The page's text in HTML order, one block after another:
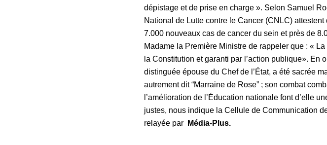
dépistage et de prise en charge ». Selon Samuel
National de Lutte contre le Cancer (CNLC)
7.000 nouveaux cas de cancer du sein et près de
Madame la Première Ministre de rappeler que : «
la Constitution et garanti par l’action publique». En
distinguée épouse du Chef de l’État, a été sacrée
autrement dit “Marraine de Rose” ; son combat
l’amélioration de l’Éducation nationale font d’elle
justes, nous indique la Cellule de Communication
relayée par
Média-Plus.